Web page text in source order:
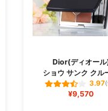
Dior(ディオール
ショウ サンク クル
3.97
¥9,570